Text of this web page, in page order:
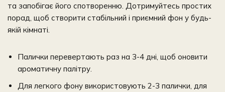
та запобігає його спотворенню. Дотримуйтесь простих
порад, щоб створити стабільний і приємний фон у будь-
якій кімнаті.
Палички перевертають раз на 3-4 дні, щоб оновити
ароматичну палітру.
Для легкого фону використовують 2-3 палички, для